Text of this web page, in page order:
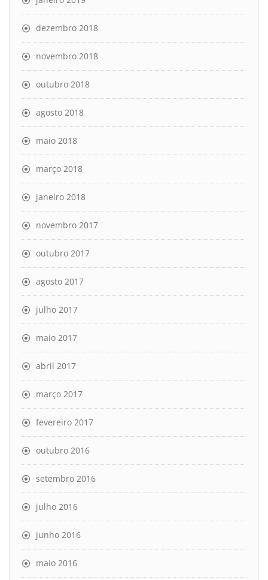
dezembro 2018
novembro 2018
outubro 2018
agosto 2018
maio 2018
março 2018
janeiro 2018
novembro 2017
outubro 2017
agosto 2017
julho 2017
maio 2017
abril 2017
março 2017
fevereiro 2017
outubro 2016
setembro 2016
julho 2016
junho 2016
maio 2016